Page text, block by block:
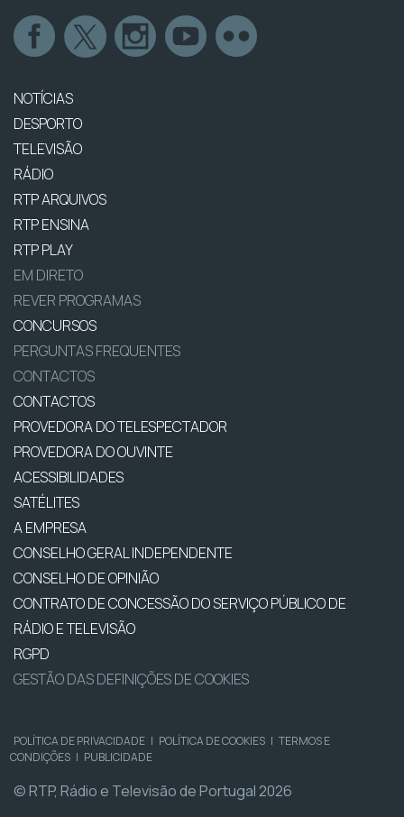
NOTÍCIAS
DESPORTO
TELEVISÃO
RÁDIO
RTP ARQUIVOS
RTP ENSINA
RTP PLAY
EM DIRETO
REVER PROGRAMAS
CONCURSOS
PERGUNTAS FREQUENTES
CONTACTOS
CONTACTOS
PROVEDORA DO TELESPECTADOR
PROVEDORA DO OUVINTE
ACESSIBILIDADES
SATÉLITES
A EMPRESA
CONSELHO GERAL INDEPENDENTE
CONSELHO DE OPINIÃO
CONTRATO DE CONCESSÃO DO SERVIÇO PÚBLICO DE
RÁDIO E TELEVISÃO
RGPD
GESTÃO DAS DEFINIÇÕES DE COOKIES
POLÍTICA DE PRIVACIDADE | POLÍTICA DE COOKIES | TERMOS E
CONDIÇÕES | PUBLICIDADE
© RTP, Rádio e Televisão de Portugal 2026